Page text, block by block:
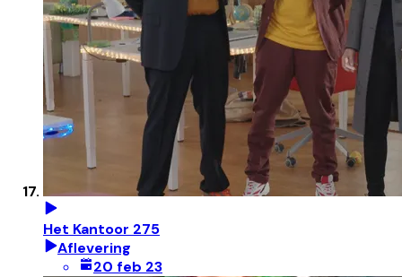
Het Kantoor 275
Aflevering
20 feb 23